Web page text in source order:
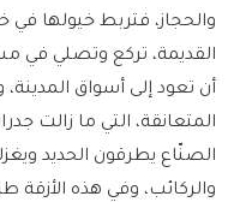
والحجاز، فتربط خيولها
القديمة، تركع وتصلي في
أن تعود إلى أسواق
المتعانقة، التي ما زالت
الصنّاع يطرقون الحديد
والركائب، وفي هذه الأزقة